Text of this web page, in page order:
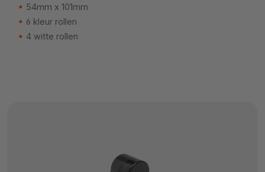
54mm x 101mm
6 kleur rollen
4 witte rollen